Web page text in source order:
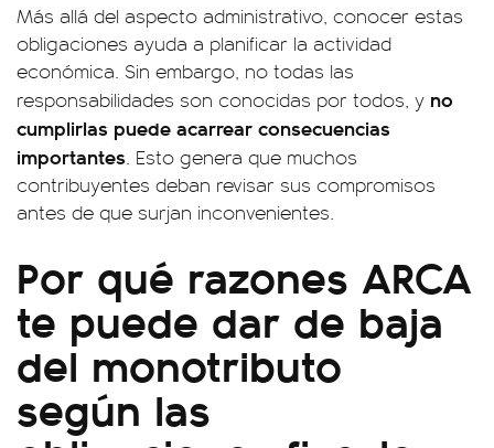
Más allá del aspecto administrativo, conocer estas
obligaciones ayuda a planificar la actividad
económica. Sin embargo, no todas las
responsabilidades son conocidas por todos, y no
cumplirlas puede acarrear consecuencias
importantes. Esto genera que muchos
contribuyentes deban revisar sus compromisos
antes de que surjan inconvenientes.
Por qué razones ARCA
te puede dar de baja
del monotributo
según las